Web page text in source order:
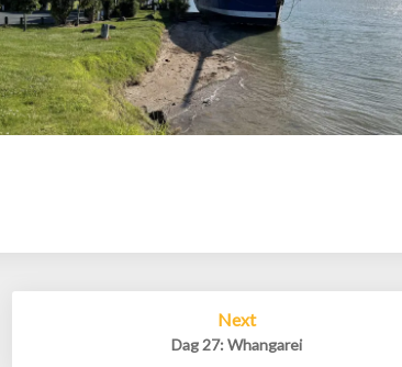
Next
Dag 27: Whangarei